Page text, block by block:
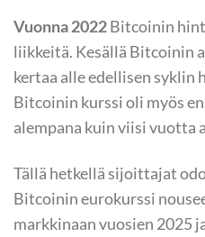
Vuonna 2022Bitcoinin
liikkeitä. Kesällä Bitcoinin
kertaa alle edellisen syklin
Bitcoinin kurssi oli myös
alempana kuin viisi vuotta
Tällä hetkellä sijoittajat
Bitcoinin eurokurssi
markkinaan vuosien 2025